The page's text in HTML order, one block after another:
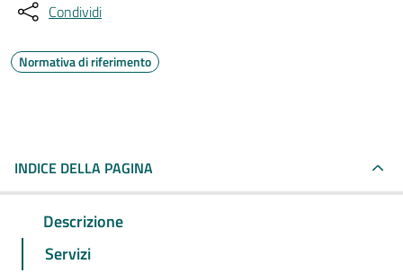
Condividi
Normativa di riferimento
INDICE DELLA PAGINA
Descrizione
Servizi